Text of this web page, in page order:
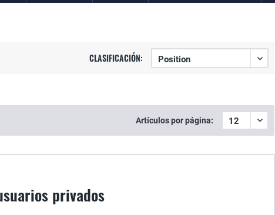
CLASIFICACIÓN:
Artículos por página:
privados